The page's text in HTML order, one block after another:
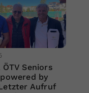
ÖTV Seniors
by
Aufruf